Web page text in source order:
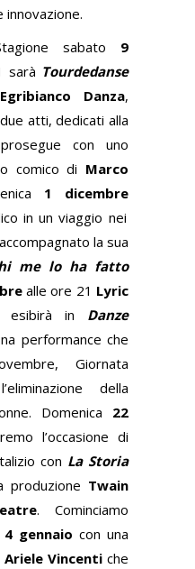
sabato 9
sarà Tourdedanse
Egribianco Danza,
due atti, dedicati alla
con uno
comico di Marco
1 dicembre
in un viaggio nei
la sua
me lo ha fatto
alle ore 21 Lyric
in Danze
performance che
Giornata
della
Domenica 22
l’occasione di
con La Storia
produzione Twain
. Cominciamo
4 gennaio con una
Ariele Vincentiche